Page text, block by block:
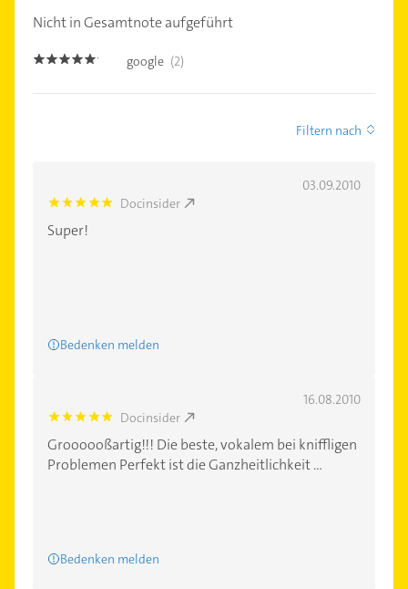
Nicht in Gesamtnote aufgeführt
5.0 google (2)
Filtern nach
03.09.2010
5.0 Docinsider
Super!
Bedenken melden
16.08.2010
5.0 Docinsider
Groooooßartig!!! Die beste, vokalem bei kniffligen
Problemen Perfekt ist die Ganzheitlichkeit ...
Bedenken melden